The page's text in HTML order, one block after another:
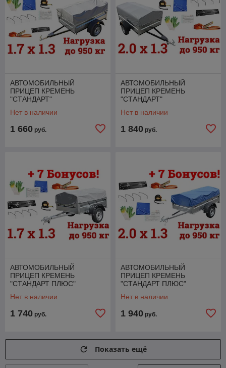
АВТОМОБИЛЬНЫЙ
ПРИЦЕП КРЕМЕНЬ
"СТАНДАРТ"
+ 7 БОНУСОВ!
Нет в наличии
1 660 руб.
АВТОМОБИЛЬНЫЙ
ПРИЦЕП КРЕМЕНЬ
"СТАНДАРТ"
КГ.) + 7 БОНУСОВ!
Нет в наличии
1 840 руб.
АВТОМОБИЛЬНЫЙ
ПРИЦЕП КРЕМЕНЬ
"СТАНДАРТ ПЛЮС"
КГ.) + 7 БОНУСОВ!
Нет в наличии
1 740 руб.
АВТОМОБИЛЬНЫЙ
ПРИЦЕП КРЕМЕНЬ
"СТАНДАРТ ПЛЮС"
7 БОНУСОВ!
Нет в наличии
1 940 руб.
Показать ещё